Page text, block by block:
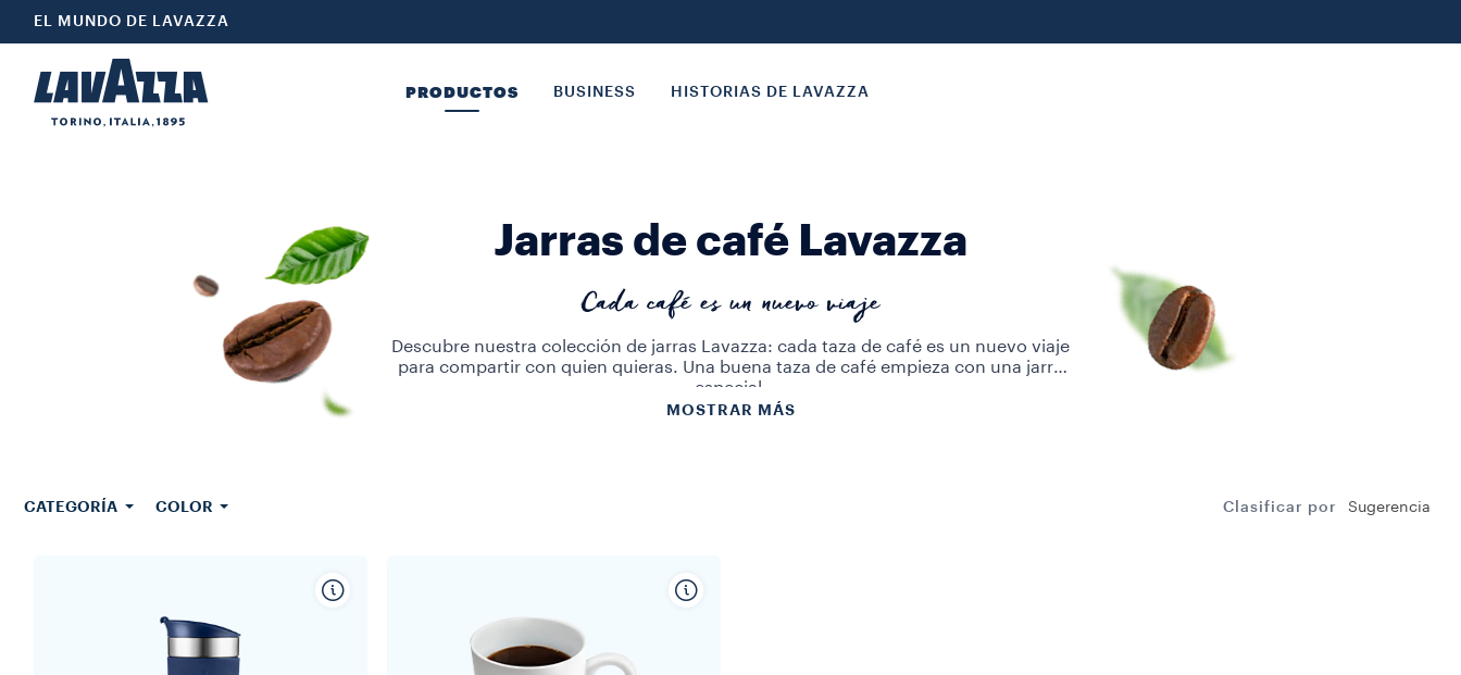
EL MUNDO DE LAVAZZA
PRODUCTOS BUSINESS HISTORIAS DE LAVAZZA
Jarras de café Lavazza
Cada café es un nuevo viaje
Descubre nuestra colección de jarras Lavazza: cada taza de café es un nuevo viaje
para compartir con quien quieras. Una buena taza de café empieza con una jarra
especial.
Ya sean de vidrio , porcelana blanca duradera o acero inoxidable, las jarras Lavazza
MOSTRAR MÁS
CATEGORÍA COLOR Clasificar por
Sugerencia